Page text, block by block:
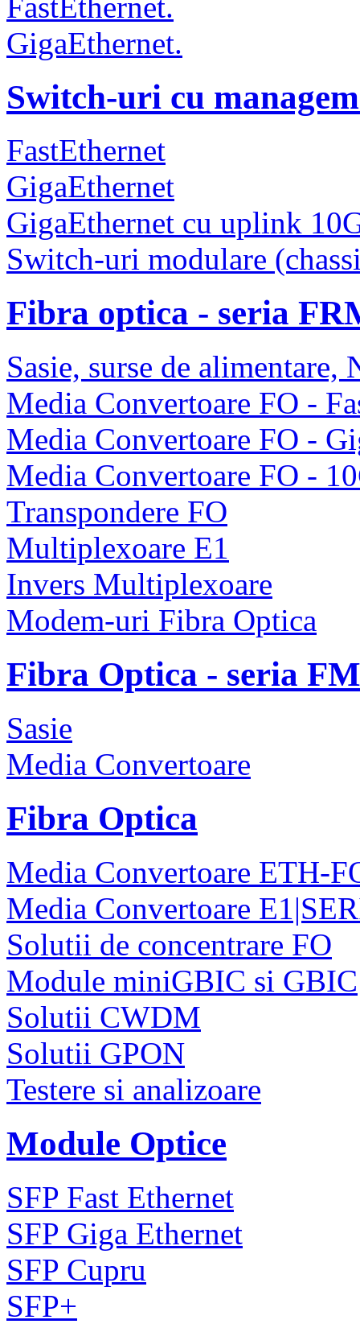
GigaEthernet.
Switch-uri cu
FastEthernet
GigaEthernet
GigaEthernet cu uplink
Switch-uri modulare
Fibra optica - seria
Sasie, surse de alimentare,
Media Convertoare FO -
Media Convertoare FO -
Media Convertoare FO -
Transpondere FO
Multiplexoare E1
Invers Multiplexoare
Modem-uri Fibra Optica
Fibra Optica - seria
Sasie
Media Convertoare
Fibra Optica
Media Convertoare ETH-
Media Convertoare
Solutii de concentrare FO
Module miniGBIC si GBIC
Solutii CWDM
Solutii GPON
Testere si analizoare
Module Optice
SFP Fast Ethernet
SFP Giga Ethernet
SFP Cupru
SFP+